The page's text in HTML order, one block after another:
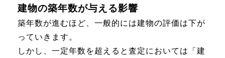
建物の築年数が与える影響
築年数が進むほど、一般的には建物の評価は下が
っていきます。
しかし、一定年数を超えると査定においては「建